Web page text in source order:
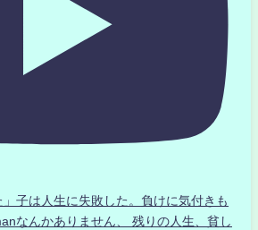
子は人生に失敗した。負けに気付きも
なんかありません、 残りの人生、貧し